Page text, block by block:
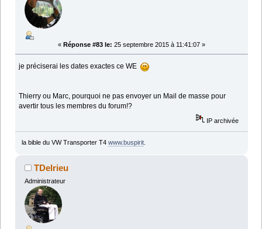
« Réponse #83 le: 25 septembre 2015 à 11:41:07 »
je préciserai les dates exactes ce WE
Thierry ou Marc, pourquoi ne pas envoyer un Mail de masse pour
avertir tous les membres du forum!?
IP archivée
la bible du VW Transporter T4 www.buspirit.
TDelrieu
Administrateur